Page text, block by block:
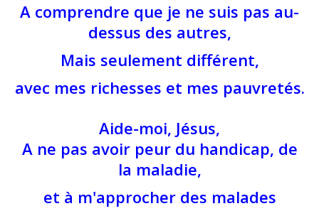
A comprendre que je ne suis pas au-
dessus des autres,
Mais seulement différent,
avec mes richesses et mes pauvretés.
Aide-moi, Jésus,
A ne pas avoir peur du handicap, de
la maladie,
et à m'approcher des malades